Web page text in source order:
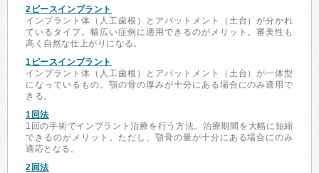
2ピースインプラント
インプラント体（人工歯根）とアバットメント（土台）が分かれ
ているタイプ。幅広い症例に適用できるのがメリット。審美性も
高く自然な仕上がりになる。
1ピースインプラント
インプラント体（人工歯根）とアバットメント（土台）が一体型
になっているもの。顎の骨の厚みが十分にある場合にのみ適用で
きる。
1回法
1回の手術でインプラント治療を行う方法。治療期間を大幅に短縮
できるのがメリット。ただし、顎骨の量が十分にある場合にのみ
適応となる。
2回法